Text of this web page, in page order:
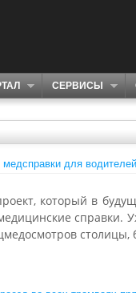
СЕРВИСЫ
для
который в
справки.